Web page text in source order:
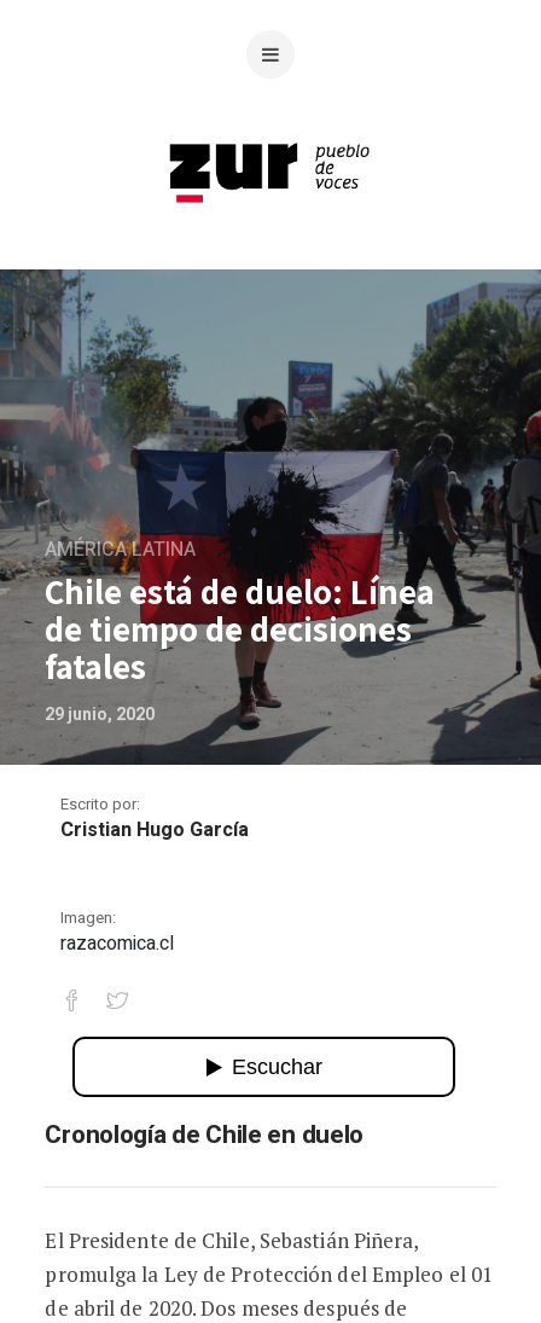
AMÉRICA LATINA
Chile está de duelo: Línea
de tiempo de decisiones
fatales
29 junio, 2020
Escrito por:
Cristian Hugo García
Imagen:
razacomica.cl
Chile está de duelo: Línea de tiempo
Cronología de Chile en duelo
El Presidente de Chile, Sebastián Piñera,
promulga la Ley de Protección del Empleo el 01
de abril de 2020. Dos meses después de